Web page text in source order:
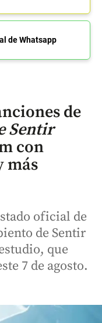
de Whatsapp
de
Sentir
con
más
oficial de
de Sentir
que
7 de agosto.